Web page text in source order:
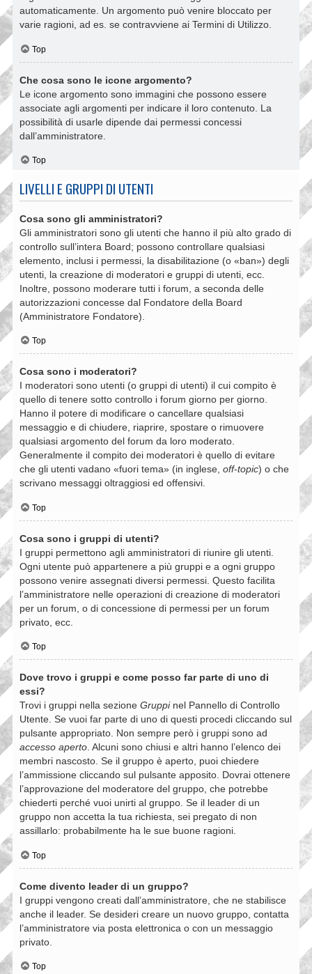
automaticamente. Un argomento può venire bloccato per
varie ragioni, ad es. se contravviene ai Termini di Utilizzo.
Top
Che cosa sono le icone argomento?
Le icone argomento sono immagini che possono essere
associate agli argomenti per indicare il loro contenuto. La
possibilità di usarle dipende dai permessi concessi
dall’amministratore.
Top
LIVELLI E GRUPPI DI UTENTI
Cosa sono gli amministratori?
Gli amministratori sono gli utenti che hanno il più alto grado di
controllo sull’intera Board; possono controllare qualsiasi
elemento, inclusi i permessi, la disabilitazione (o «ban») degli
utenti, la creazione di moderatori e gruppi di utenti, ecc.
Inoltre, possono moderare tutti i forum, a seconda delle
autorizzazioni concesse dal Fondatore della Board
(Amministratore Fondatore).
Top
Cosa sono i moderatori?
I moderatori sono utenti (o gruppi di utenti) il cui compito è
quello di tenere sotto controllo i forum giorno per giorno.
Hanno il potere di modificare o cancellare qualsiasi
messaggio e di chiudere, riaprire, spostare o rimuovere
qualsiasi argomento del forum da loro moderato.
Generalmente il compito dei moderatori è quello di evitare
che gli utenti vadano «fuori tema» (in inglese, off-topic) o che
scrivano messaggi oltraggiosi ed offensivi.
Top
Cosa sono i gruppi di utenti?
I gruppi permettono agli amministratori di riunire gli utenti.
Ogni utente può appartenere a più gruppi e a ogni gruppo
possono venire assegnati diversi permessi. Questo facilita
l’amministratore nelle operazioni di creazione di moderatori
per un forum, o di concessione di permessi per un forum
privato, ecc.
Top
Dove trovo i gruppi e come posso far parte di uno di
essi?
Trovi i gruppi nella sezione Gruppinel Pannello di Controllo
Utente. Se vuoi far parte di uno di questi procedi cliccando sul
pulsante appropriato. Non sempre però i gruppi sono ad
accesso aperto. Alcuni sono chiusi e altri hanno l’elenco dei
membri nascosto. Se il gruppo è aperto, puoi chiedere
l’ammissione cliccando sul pulsante apposito. Dovrai ottenere
l’approvazione del moderatore del gruppo, che potrebbe
chiederti perché vuoi unirti al gruppo. Se il leader di un
gruppo non accetta la tua richiesta, sei pregato di non
assillarlo: probabilmente ha le sue buone ragioni.
Top
Come divento leader di un gruppo?
I gruppi vengono creati dall’amministratore, che ne stabilisce
anche il leader. Se desideri creare un nuovo gruppo, contatta
l’amministratore via posta elettronica o con un messaggio
privato.
Top